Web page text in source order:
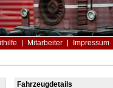
Mitarbeiter Impressum
Fahrzeugdetails